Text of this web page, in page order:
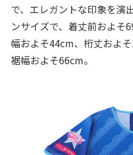
で、エレガントな印象を演
ンサイズで、着丈前およそ
幅およそ44cm、桁丈およ
裾幅およそ66cm。